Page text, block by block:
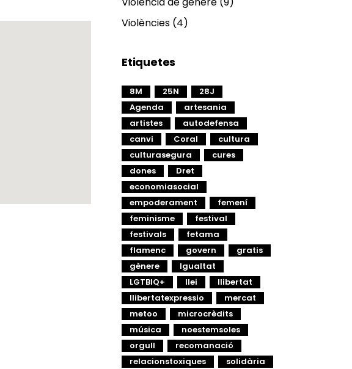
Violències (4)
Etiquetes
8M 25N
28J
Agenda
artesania
artistes
autodefensa
canvi
Coral
cultura
culturasegura
cures
dones
Dret
economiasocial
empoderament
femení
feminisme
festival
festivals
fetama
flamenc
govern
gratis
gènere
Igualtat
LGTBIQ+
llei
llibertat
llibertatexpressio
mercat
metoo
microcrèdits
música
noestemsoles
orgull
recomanació
relacionstoxiques
solidària